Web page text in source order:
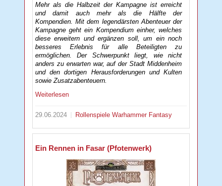
Mehr als die Halbzeit der Kampagne ist erreicht
und damit auch mehr als die Hälfte der
Kompendien. Mit dem legendärsten Abenteuer der
Kampagne geht ein Kompendium einher, welches
diese erweitern und ergänzen soll, um ein noch
besseres Erlebnis für alle Beteiligten zu
ermöglichen. Der Schwerpunkt liegt, wie nicht
anders zu erwarten war, auf der Stadt Middenheim
und den dortigen Herausforderungen und Kulten
sowie Zusatzabenteuern.
Weiterlesen
29.06.2024 RollenspieleWarhammer Fantasy
Ein Rennen in Fasar (Pfotenwerk)